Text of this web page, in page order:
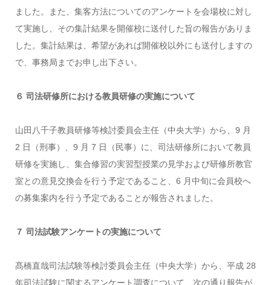
ました。また、集客方法についてのアンケートを会場校に対し
て実施し、その集計結果を開催校に送付した旨の報告がありま
した。集計結果は、希望があれば開催校以外にも送付しますの
で、事務局までお申し出下さい。
６ 司法研修所における教員研修の実施について
山田八千子教員研修等検討委員会主任（中央大学）から、9 月
2 日（刑事）、9 月 7 日（民事）に、司法研修所において教員
研修を実施し、集合修習の実習型授業の見学および研修所教官
室との意見交換会を行う予定であること、6 月中旬に会員校へ
の募集案内を行う予定であることが報告されました。
７ 司法試験アンケートの実施について
髙橋直哉司法試験等検討委員会主任（中央大学）から、平成 28
年司法試験に関するアンケート調査について、次の通り報告が